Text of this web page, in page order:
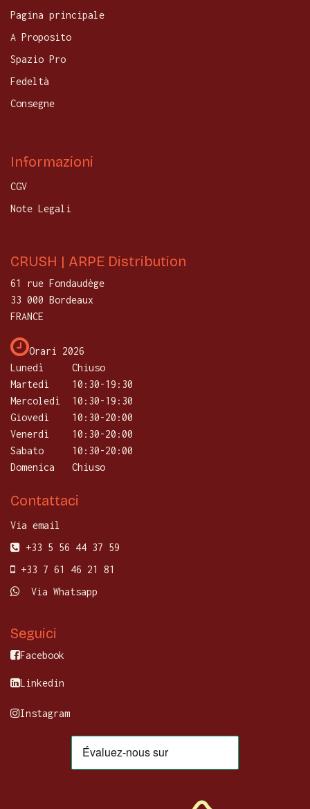
Pagina principale
A Proposito
Spazio Pro
Fedeltà
Consegne
Informazioni
CGV
Note Legali
CRUSH | ARPE Distribution
61 rue Fondaudège
33 000 Bordeaux
FRANCE
Orari 2026
Lunedì
Chiuso
Martedì
​10:30-19:30
Mercoledì
10:30-19:30
Giovedì
​10:30-20:00
Venerdì
10:30-20:00
Sabato
10:30-20:00
Domenica
Chiuso
Contattaci
Via email
+33 5 56 44 37 59
+33 7 61 46 21 81
Via Whatsapp
Seguici
Facebook
Linkedin
Instagram